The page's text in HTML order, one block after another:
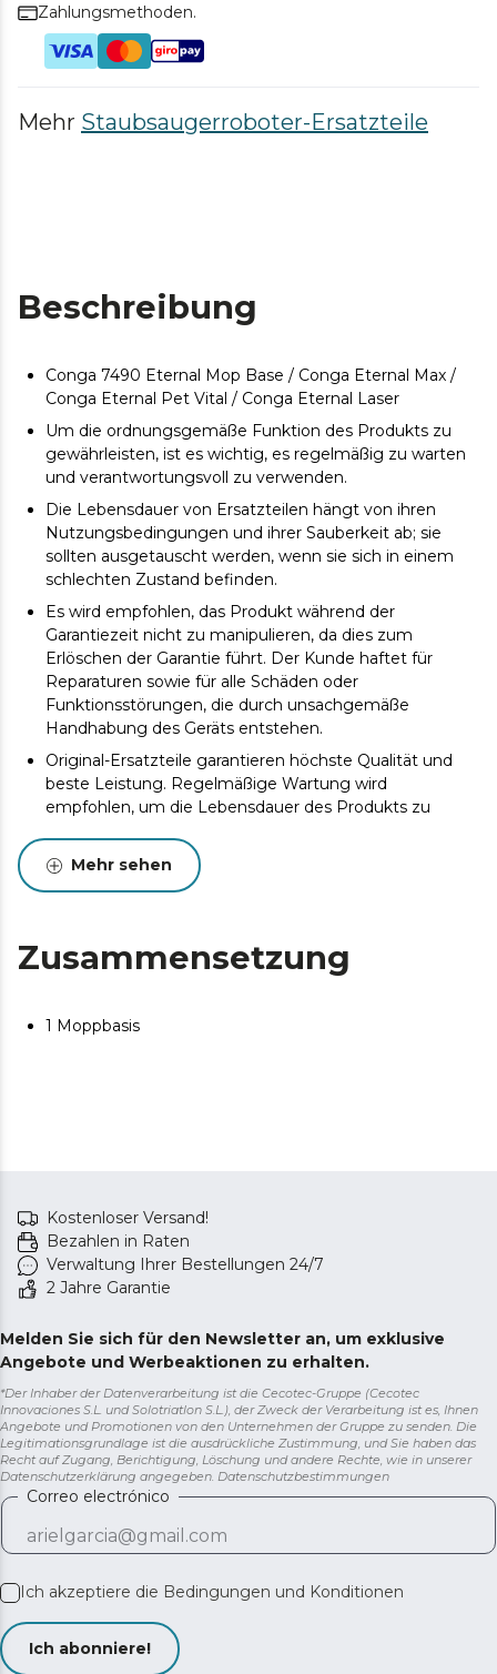
Zahlungsmethoden.
Mehr Staubsaugerroboter-Ersatzteile
Beschreibung
Conga 7490 Eternal Mop Base / Conga Eternal Max /
Conga Eternal Pet Vital / Conga Eternal Laser
Um die ordnungsgemäße Funktion des Produkts zu
gewährleisten, ist es wichtig, es regelmäßig zu warten
und verantwortungsvoll zu verwenden.
Die Lebensdauer von Ersatzteilen hängt von ihren
Nutzungsbedingungen und ihrer Sauberkeit ab; sie
sollten ausgetauscht werden, wenn sie sich in einem
schlechten Zustand befinden.
Es wird empfohlen, das Produkt während der
Garantiezeit nicht zu manipulieren, da dies zum
Erlöschen der Garantie führt. Der Kunde haftet für
Reparaturen sowie für alle Schäden oder
Funktionsstörungen, die durch unsachgemäße
Handhabung des Geräts entstehen.
Original-Ersatzteile garantieren höchste Qualität und
beste Leistung. Regelmäßige Wartung wird
empfohlen, um die Lebensdauer des Produkts zu
Mehr sehen
Zusammensetzung
1 Moppbasis
Kostenloser Versand!
Bezahlen in Raten
Verwaltung Ihrer Bestellungen 24/7
2 Jahre Garantie
Melden Sie sich für den Newsletter an, um exklusive
Angebote und Werbeaktionen zu erhalten.
*Der Inhaber der Datenverarbeitung ist die Cecotec-Gruppe (Cecotec
Innovaciones S.L. und Solotriatlon S.L.), der Zweck der Verarbeitung ist es, Ihnen
Angebote und Promotionen von den Unternehmen der Gruppe zu senden. Die
Legitimationsgrundlage ist die ausdrückliche Zustimmung, und Sie haben das
Recht auf Zugang, Berichtigung, Löschung und andere Rechte, wie in unserer
Datenschutzerklärung angegeben. Datenschutzbestimmungen
Correo electrónico
Ich akzeptiere die Bedingungen und Konditionen
Ich abonniere!